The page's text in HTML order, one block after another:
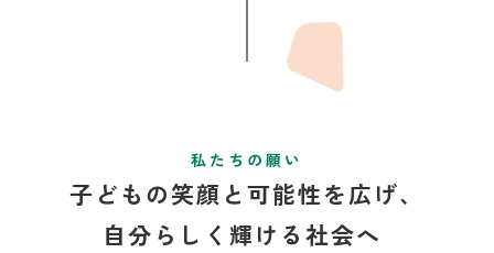
私たちの願い
子どもの笑顔と可能性を広げ、
自分らしく輝ける社会へ